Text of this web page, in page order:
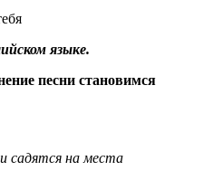
языке.
песни становимся
садятся на места